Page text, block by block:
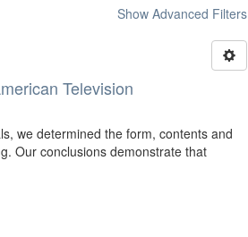
Show Advanced Filters
Television
we determined the form, contents and
Our conclusions demonstrate that